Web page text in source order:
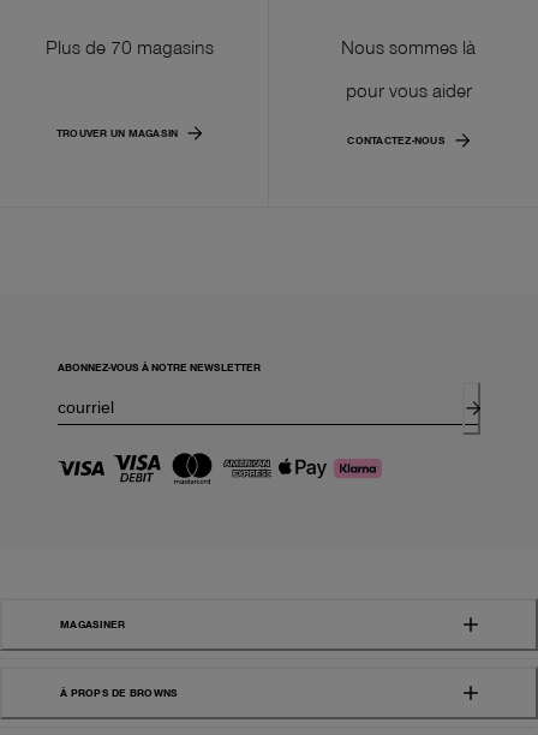
Plus de 70 magasins
TROUVER UN MAGASIN
Nous sommes là
pour vous aider
CONTACTEZ-NOUS
ABONNEZ-VOUS À NOTRE NEWSLETTER
MAGASINER
À PROPS DE BROWNS